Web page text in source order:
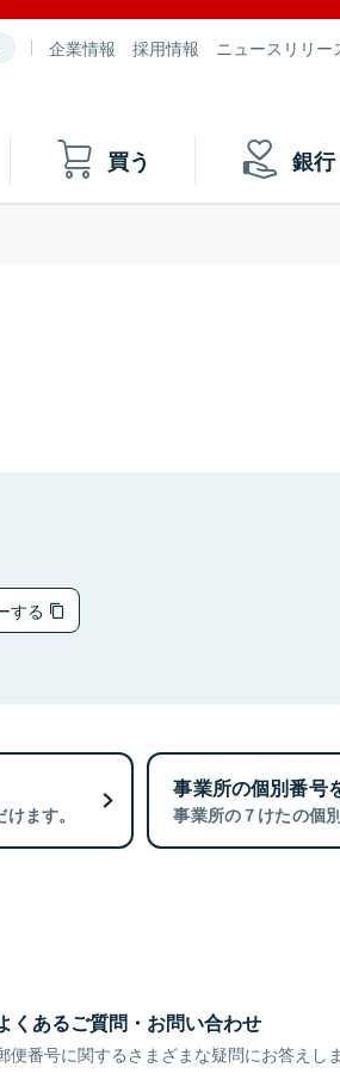
企業情報 採用情報 ニュースリリー
買う 銀
する
ます。
事業所の個別番号
事業所の７けたの個
くあるご質問・お問い合わせ
便番号に関するさまざまな疑問にお答えしま